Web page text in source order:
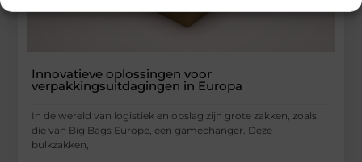
Innovatieve oplossingen voor
verpakkingsuitdagingen in Europa
In de wereld van logistiek en opslag zijn grote zakken, zoals
die van Big Bags Europe, een gamechanger. Deze
bulkzakken,